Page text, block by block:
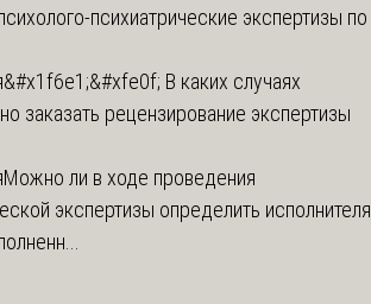
психиатрические экспертизы по
&#x1f6e1;&#xfe0f; В каких случаях
заказать рецензирование экспертизы
Можно ли в ходе проведения
экспертизы определить исполнителя